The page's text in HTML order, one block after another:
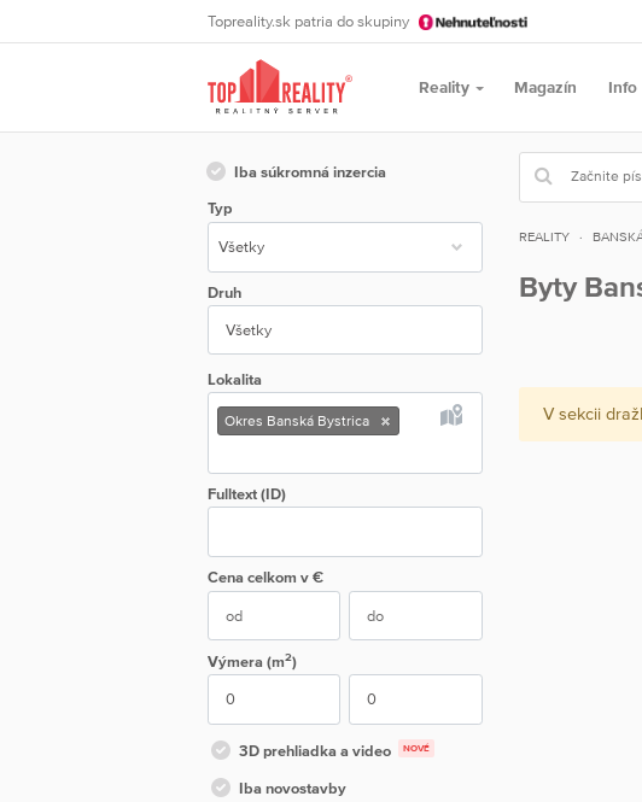
Topreality.sk patria do skupiny
Reality Magazín Info
Iba súkromná inzercia
Typ
Druh
Všetky
Lokalita
Okres Banská Bystrica
Fulltext (ID)
Cena celkom v €
Výmera (m2)
3D prehliadka a video NOVÉ
Iba novostavby
REALITY
Byty
V sekcii